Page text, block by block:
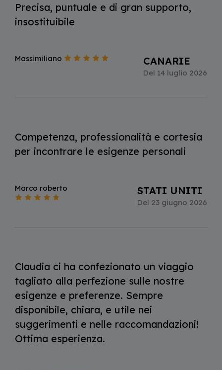
Precisa, puntuale e di gran supporto,
insostituibile
Massimiliano CANARIE
Del 14 luglio 2026
Competenza, professionalità e cortesia
per incontrare le esigenze personali
Marco roberto STATI UNITI
Del 23 giugno 2026
Claudia ci ha confezionato un viaggio
tagliato alla perfezione sulle nostre
esigenze e preferenze. Sempre
disponibile, chiara, e utile nei
suggerimenti e nelle raccomandazioni!
Ottima esperienza.